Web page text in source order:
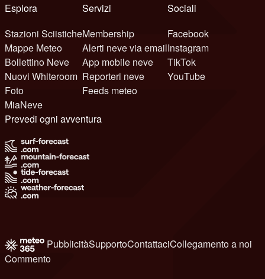
Esplora
Stazioni Sciistiche
Mappe Meteo
Bollettino Neve
Nuovi Whiteroom
Foto
MiaNeve
Servizi
Membership
Alerti neve via email
App mobile neve
Reporteri neve
Feeds meteo
Sociali
Facebook
Instagram
TikTok
YouTube
Prevedi ogni avventura
PubblicitàSupportoContattaciCollegamento a noi
Commento